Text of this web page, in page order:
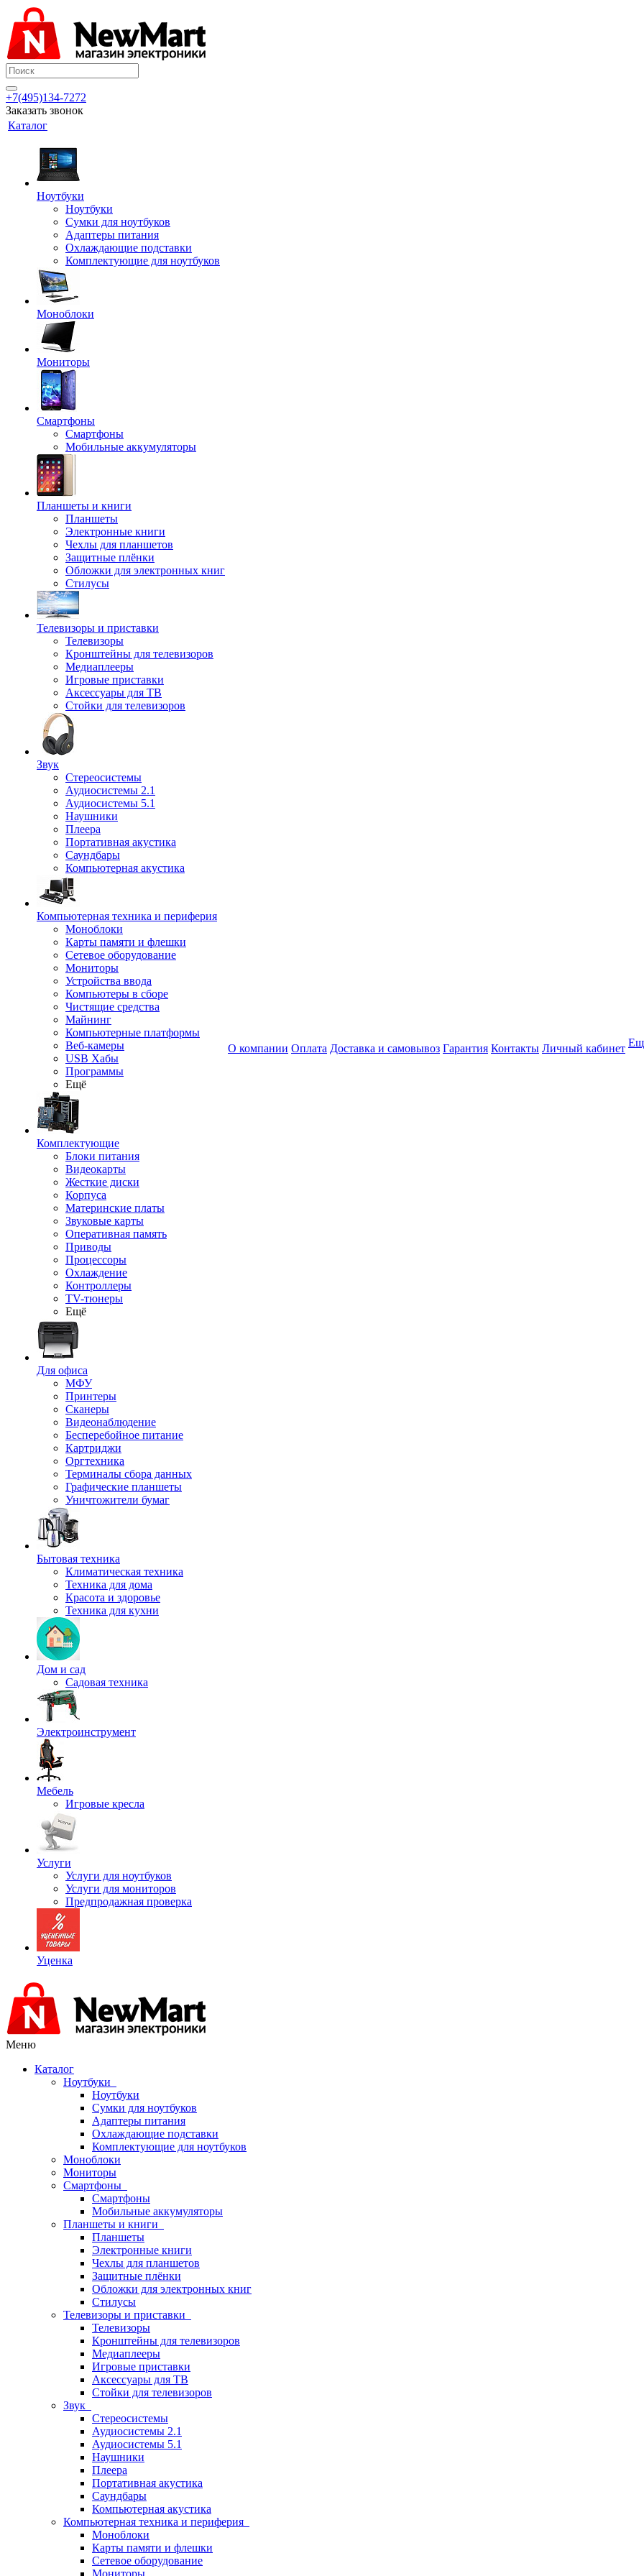
+7(495)134-7272
Заказать звонок
Каталог
Ноутбуки
Ноутбуки
Сумки для ноутбуков
Адаптеры питания
Охлаждающие подставки
Комплектующие для ноутбуков
Моноблоки
Мониторы
Смартфоны
Смартфоны
Мобильные аккумуляторы
Планшеты и книги
Планшеты
Электронные книги
Чехлы для планшетов
Защитные плёнки
Обложки для электронных книг
Стилусы
Телевизоры и приставки
Телевизоры
Кронштейны для телевизоров
Медиаплееры
Игровые приставки
Аксессуары для ТВ
Стойки для телевизоров
Звук
Стереосистемы
Аудиосистемы 2.1
Аудиосистемы 5.1
Наушники
Плеера
Портативная акустика
Саундбары
Компьютерная акустика
Компьютерная техника и периферия
Моноблоки
Карты памяти и флешки
Сетевое оборудование
Мониторы
Устройства ввода
Компьютеры в сборе
Чистящие средства
Майнинг
Компьютерные платформы
Веб-камеры
USB Хабы
Программы
Ещё
Комплектующие
Блоки питания
Видеокарты
Жесткие диски
Корпуса
Материнские платы
Звуковые карты
Оперативная память
Приводы
Процессоры
Охлаждение
Контроллеры
TV-тюнеры
Ещё
Для офиса
МФУ
Принтеры
Сканеры
Видеонаблюдение
Бесперебойное питание
Картриджи
Оргтехника
Терминалы сбора данных
Графические планшеты
Уничтожители бумаг
Бытовая техника
Климатическая техника
Техника для дома
Красота и здоровье
Техника для кухни
Дом и сад
Садовая техника
Электроинструмент
Мебель
Игровые кресла
Услуги
Услуги для ноутбуков
Услуги для мониторов
Предпродажная проверка
Уценка
О компании Оплата Доставка и самовывоз Гарантия Контакты Личный кабинет
Меню
Каталог
Ноутбуки
Ноутбуки
Сумки для ноутбуков
Адаптеры питания
Охлаждающие подставки
Комплектующие для ноутбуков
Моноблоки
Мониторы
Смартфоны
Смартфоны
Мобильные аккумуляторы
Планшеты и книги
Планшеты
Электронные книги
Чехлы для планшетов
Защитные плёнки
Обложки для электронных книг
Стилусы
Телевизоры и приставки
Телевизоры
Кронштейны для телевизоров
Медиаплееры
Игровые приставки
Аксессуары для ТВ
Стойки для телевизоров
Звук
Стереосистемы
Аудиосистемы 2.1
Аудиосистемы 5.1
Наушники
Плеера
Портативная акустика
Саундбары
Компьютерная акустика
Компьютерная техника и периферия
Моноблоки
Карты памяти и флешки
Сетевое оборудование
Мониторы